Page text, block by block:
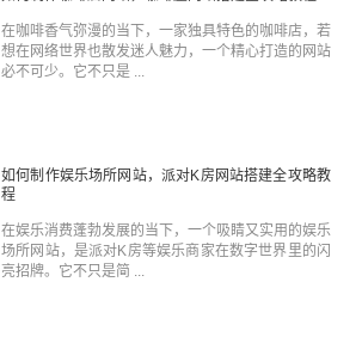
在咖啡香气弥漫的当下，一家独具特色的咖啡店，若
想在网络世界也散发迷人魅力，一个精心打造的网站
必不可少。它不只是 ...
如何制作娱乐场所网站，派对K房网站搭建全攻略教
程
在娱乐消费蓬勃发展的当下，一个吸睛又实用的娱乐
场所网站，是派对K房等娱乐商家在数字世界里的闪
亮招牌。它不只是简 ...